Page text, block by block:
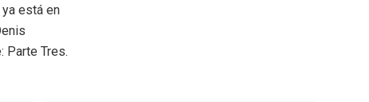
está en
Parte Tres.